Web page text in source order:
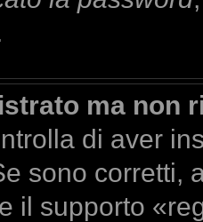
ma non
di aver
sono corretti,
il supporto